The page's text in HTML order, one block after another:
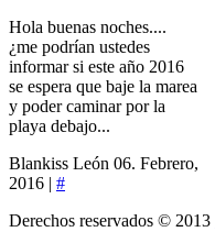
Hola buenas noches....
¿me podrían ustedes
informar si este año 2016
se espera que baje la marea
y poder caminar por la
playa debajo...
Blankiss León 06. Febrero,
2016 | #
Derechos reservados © 2013